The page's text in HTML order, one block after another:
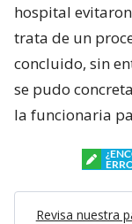
hospital
trata de un
concluido, sin
se pudo
la funcionaria
Revisa nuestra